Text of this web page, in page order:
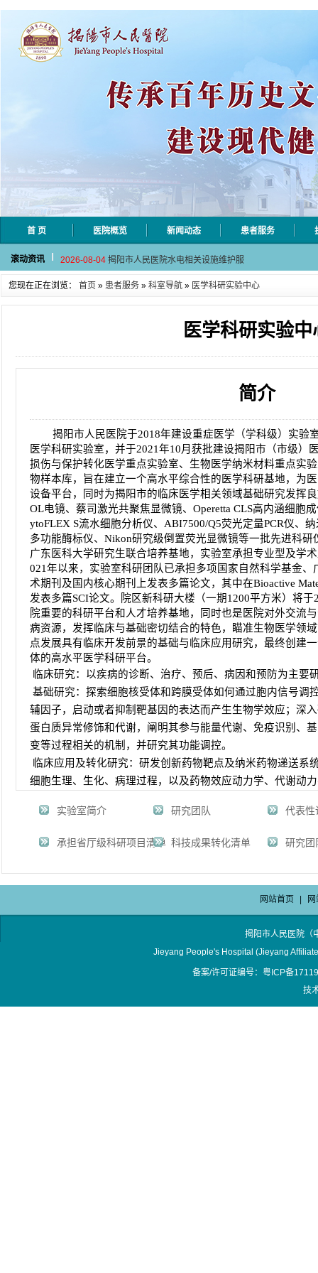
首 页 医院概览 新闻动态 患者服务
滚动资讯
2026-08-06 揭阳市人民医院采集自动对焦相机市
2026-08-04 揭阳市人民医院水电相关设施维护服
2026-07-31 学术聚力！妇儿分论坛精彩收官
2026-07-31 以学术聚合力 | 运动健康分论坛助
揭阳市人民医院水电相关设施维护服
2026-07-31 学术聚力！妇儿分论坛精彩收官
您现在正在浏览： 首页 » 患者服务 » 科室导航 » 医学科研实验中心
医学科研实验中
简介
揭阳市人民医院于2018年建设重症医学（学科级）实验
医学科研实验室，并于2021年10月获批建设揭阳市（市级）
损伤与保护转化医学重点实验室、生物医学纳米材料重点实
物样本库，旨在建立一个高水平综合性的医学科研基地，为
设备平台，同时为揭阳市的临床医学相关领域基础研究发挥
OL电镜、蔡司激光共聚焦显微镜、Operetta CLS高内涵细胞
ytoFLEX S流水细胞分析仪、ABI7500/Q5荧光定量PCR仪、
多功能酶标仪、Nikon研究级倒置荧光显微镜等一批先进科研
广东医科大学研究生联合培养基地，实验室承担专业型及学
021年以来，实验室科研团队已承担多项国家自然科学基金
术期刊及国内核心期刊上发表多篇论文，其中在Bioactive
发表多篇SCI论文。院区新科研大楼（一期1200平方米）将
院重要的科研平台和人才培养基地，同时也是医院对外交流
病资源，发挥临床与基础密切结合的特色，瞄准生物医学领
点发展具有临床开发前景的基础与临床应用研究，最终创建
体的高水平医学科研平台。
临床研究：以疾病的诊断、治疗、预后、病因和预防为主要
基础研究：探索细胞核受体和跨膜受体如何通过胞内信号调
辅因子，启动或者抑制靶基因的表达而产生生物学效应；深
蛋白质异常修饰和代谢，阐明其参与能量代谢、免疫识别、
变等过程相关的机制，并研究其功能调控。
临床应用及转化研究：研发创新药物靶点及纳米药物递送系
细胞生理、生化、病理过程，以及药物效应动力学、代谢动
实验室简介 研究团队 代表性
承担省厅级科研项目清单 科技成果转化清单 研究团
网站首页
揭阳市人民医院
Jieyang People's Hospital (Jieyang
备案/许可证编号：粤ICP备
技